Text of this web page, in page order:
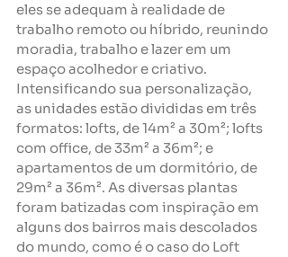
eles se adequam à realidade de
trabalho remoto ou híbrido, reunindo
moradia, trabalho e lazer em um
espaço acolhedor e criativo.
Intensificando sua personalização,
as unidades estão divididas em três
formatos: lofts, de 14m² a 30m²; lofts
com office, de 33m² a 36m²; e
apartamentos de um dormitório, de
29m² a 36m². As diversas plantas
foram batizadas com inspiração em
alguns dos bairros mais descolados
do mundo, como é o caso do Loft